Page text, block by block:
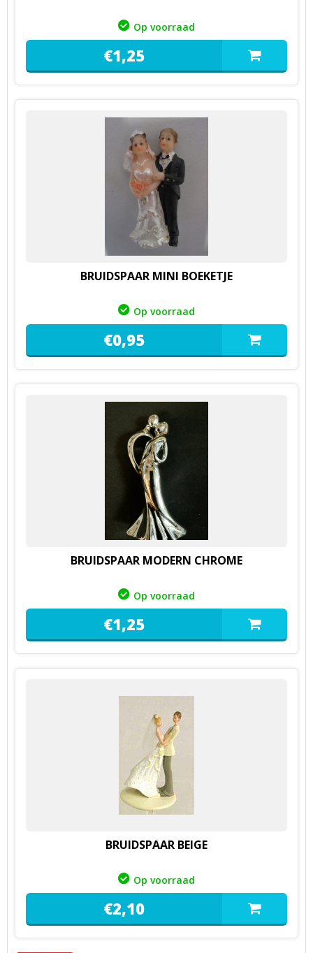
Op voorraad
€1,25
BRUIDSPAAR MINI BOEKETJE
Op voorraad
€0,95
BRUIDSPAAR MODERN CHROME
Op voorraad
€1,25
BRUIDSPAAR BEIGE
Op voorraad
€2,10